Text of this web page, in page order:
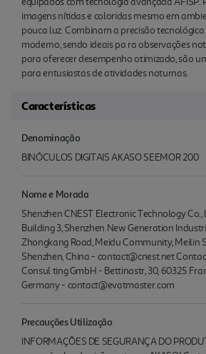
imagens nítidas e coloridas mesmo em
pouca luz. Combinam a precisão
moderno, sendo ideais pa ra observações
para oferecer desempenho otimizado, são
para entusiastas de atividades noturnas.
Características
Denominação
BINÓCULOS DIGITAIS AKASO SEEMOR 200
Nome e Morada
Shenzhen CNEST Electronic Technology Co.,
Building 3, Shenzhen New Generation
Zhongkang Road, Meidu Community, Meilin
Shenzhen, China - contact@cnest.net
Consul ting GmbH - Bettinastr, 30, 60325
Germany - contact@evatmaster.com
Precauções Utilização
INFORMAÇÕES DE SEGURANÇA DO